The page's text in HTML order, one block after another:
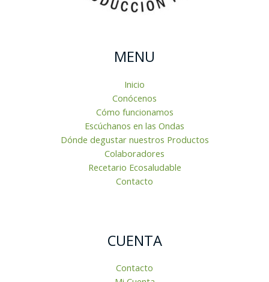
MENU
Inicio
Conócenos
Cómo funcionamos
Escúchanos en las Ondas
Dónde degustar nuestros Productos
Colaboradores
Recetario Ecosaludable
Contacto
CUENTA
Contacto